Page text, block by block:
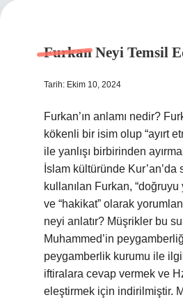
Furkan Neyi Temsil
Tarih: Ekim 10, 2024
Furkan’ın anlamı nedir?
kökenli bir isim olup “ayırt
ile yanlışı birbirinden
İslam kültüründe Kur’an’da
kullanılan Furkan, “doğruyu
ve “hakikat” olarak
neyi anlatır? Müşrikler bu
Muhammed’in
peygamberlik kurumu ile
iftiralara cevap vermek ve
eleştirmek için indirilmiştir.